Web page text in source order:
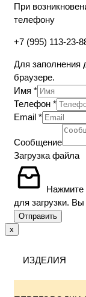
При
телефону
+7 (995) 113-23-
Для заполнения
браузере.
Имя *
Телефон *
Email *
Сообщение
Загрузка файла
Нажмите
для загрузки. Вы
Отправить
x
ИЗДЕЛИЯ